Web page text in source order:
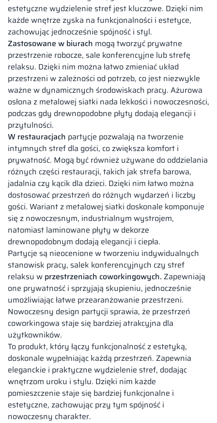
estetyczne wydzielenie stref jest kluczowe. Dzięki nim
każde wnętrze zyska na funkcjonalności i estetyce,
zachowując jednocześnie spójność i styl.
Zastosowane w biurach mogą tworzyć prywatne
przestrzenie robocze, sale konferencyjne lub strefę
relaksu. Dzięki nim można łatwo zmieniać układ
przestrzeni w zależności od potrzeb, co jest niezwykle
ważne w dynamicznych środowiskach pracy. Ażurowa
osłona z metalowej siatki nada lekkości i nowoczesności,
podczas gdy drewnopodobne płyty dodają elegancji i
przytulności.
W restauracjach partycje pozwalają na tworzenie
intymnych stref dla gości, co zwiększa komfort i
prywatność. Mogą być również używane do oddzielania
różnych części restauracji, takich jak strefa barowa,
jadalnia czy kącik dla dzieci. Dzięki nim łatwo można
dostosować przestrzeń do różnych wydarzeń i liczby
gości. Wariant z metalowej siatki doskonale komponuje
się z nowoczesnym, industrialnym wystrojem,
natomiast laminowane płyty w dekorze
drewnopodobnym dodają elegancji i ciepła.
Partycje są nieocenione w tworzeniu indywidualnych
stanowisk pracy, salek konferencyjnych czy stref
relaksu w przestrzeniach coworkingowych. Zapewniają
one prywatność i sprzyjają skupieniu, jednocześnie
umożliwiając łatwe przearanżowanie przestrzeni.
Nowoczesny design partycji sprawia, że przestrzeń
coworkingowa staje się bardziej atrakcyjna dla
użytkowników.
To produkt, który łączy funkcjonalność z estetyką,
doskonale wypełniając każdą przestrzeń. Zapewnia
eleganckie i praktyczne wydzielenie stref, dodając
wnętrzom uroku i stylu. Dzięki nim każde
pomieszczenie staje się bardziej funkcjonalne i
estetyczne, zachowując przy tym spójność i
nowoczesny charakter.